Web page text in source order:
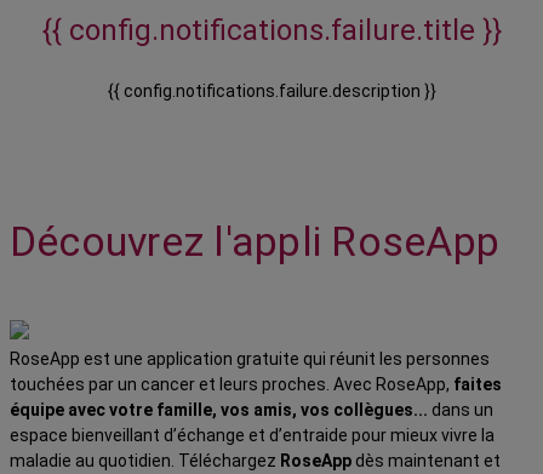
{{ config.notifications.failure.title }}
{{ config.notifications.failure.description }}
Découvrez l'appli RoseApp
RoseApp est une application gratuite qui réunit les personnes
touchées par un cancer et leurs proches. Avec RoseApp, faites
équipe avec votre famille, vos amis, vos collègues... dans un
espace bienveillant d’échange et d’entraide pour mieux vivre la
maladie au quotidien. Téléchargez RoseApp dès maintenant et